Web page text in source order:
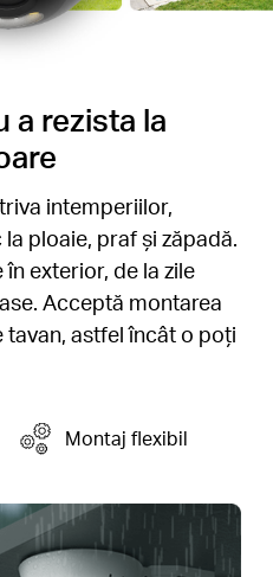
a rezista la
intemperiilor,
ploaie, praf și zăpadă.
exterior, de la zile
Acceptă montarea
tavan, astfel încât o poți
Montaj flexibil